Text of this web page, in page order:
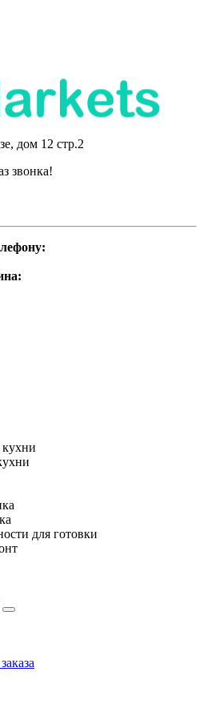
дом 12 стр.2
звонка!
кухни
для готовки